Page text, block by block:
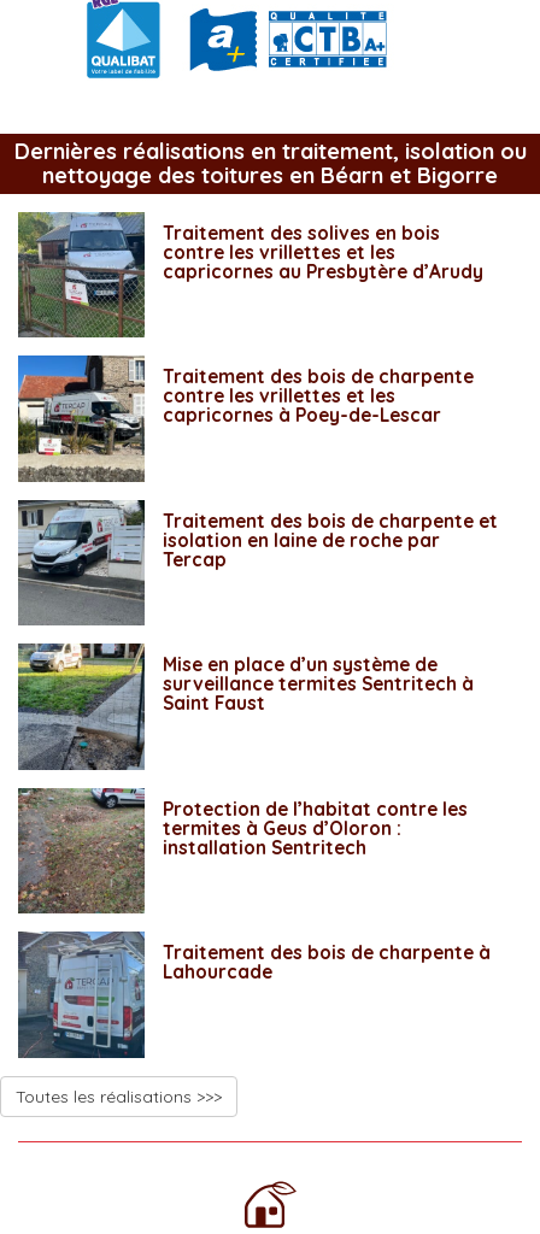
Dernières réalisations en traitement, isolation ou
nettoyage des toitures en Béarn et Bigorre
Traitement des solives en bois
contre les vrillettes et les
capricornes au Presbytère d’Arudy
Traitement des bois de charpente
contre les vrillettes et les
capricornes à Poey-de-Lescar
Traitement des bois de charpente et
isolation en laine de roche par
Tercap
Mise en place d’un système de
surveillance termites Sentritech à
Saint Faust
Protection de l’habitat contre les
termites à Geus d’Oloron :
installation Sentritech
Traitement des bois de charpente à
Lahourcade
Toutes les réalisations >>>